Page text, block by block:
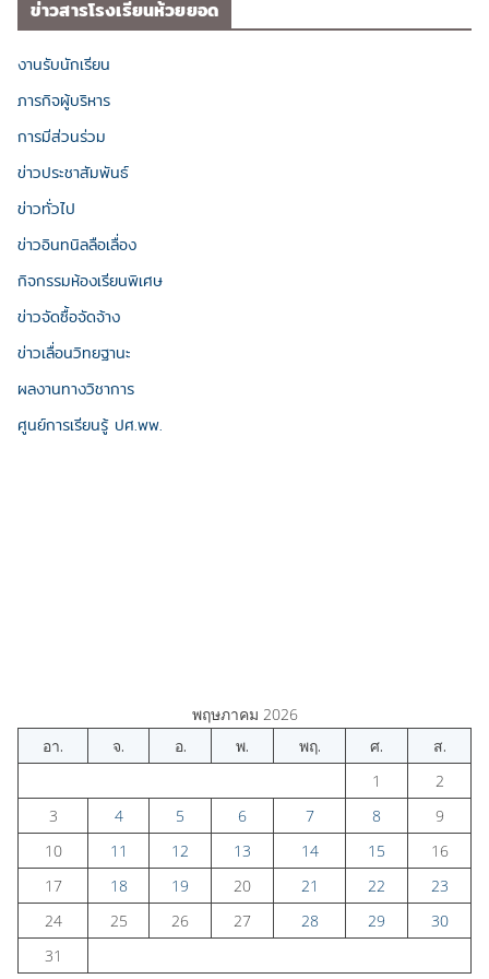
ข่าวสารโรงเรียนห้วยยอด
งานรับนักเรียน
ภารกิจผู้บริหาร
การมีส่วนร่วม
ข่าวประชาสัมพันธ์
ข่าวทั่วไป
ข่าวอินทนิลลือเลื่อง
กิจกรรมห้องเรียนพิเศษ
ข่าวจัดซื้อจัดจ้าง
ข่าวเลื่อนวิทยฐานะ
ผลงานทางวิชาการ
ศูนย์การเรียนรู้ ปศ.พพ.
พฤษภาคม 2026
อา.
จ. อ. พ. พฤ. ศ.
ส.
1
2
3
4 5 6 7 8
9
10
11 12 13 14 15
16
17
18 19 20 21 22
23
24
25 26 27 28 29
30
31